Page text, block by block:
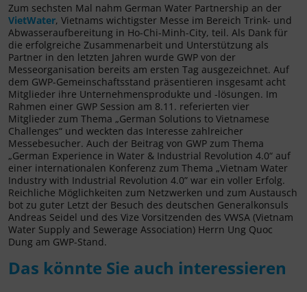
Zum sechsten Mal nahm German Water Partnership an der
VietWater, Vietnams wichtigster Messe im Bereich Trink- und
Abwasseraufbereitung in Ho-Chi-Minh-City, teil. Als Dank für
die erfolgreiche Zusammenarbeit und Unterstützung als
Partner in den letzten Jahren wurde GWP von der
Messeorganisation bereits am ersten Tag ausgezeichnet. Auf
dem GWP-Gemeinschaftsstand präsentieren insgesamt acht
Mitglieder ihre Unternehmensprodukte und -lösungen. Im
Rahmen einer GWP Session am 8.11. referierten vier
Mitglieder zum Thema „German Solutions to Vietnamese
Challenges“ und weckten das Interesse zahlreicher
Messebesucher. Auch der Beitrag von GWP zum Thema
„German Experience in Water & Industrial Revolution 4.0“ auf
einer internationalen Konferenz zum Thema „Vietnam Water
Industry with Industrial Revolution 4.0” war ein voller Erfolg.
Reichliche Möglichkeiten zum Netzwerken und zum Austausch
bot zu guter Letzt der Besuch des deutschen Generalkonsuls
Andreas Seidel und des Vize Vorsitzenden des VWSA (Vietnam
Water Supply and Sewerage Association) Herrn Ung Quoc
Dung am GWP-Stand.
Das könnte Sie auch interessieren